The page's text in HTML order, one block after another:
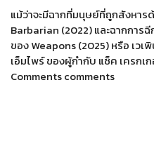
แม้ว่าจะมีฉากที่มนุษย์ที่ถูกสังหาร
Barbarian (2022) และฉากการ
ของ Weapons (2025) หรือ เว
เอ็มไพร์ ของผู้กำกับ แซ็ค เครกเ
Comments comments